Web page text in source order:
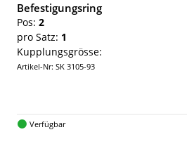
Befestigungsring
Pos: 2
pro Satz: 1
Kupplungsgrösse:
Artikel-Nr: SK 3105-93
Verfügbar